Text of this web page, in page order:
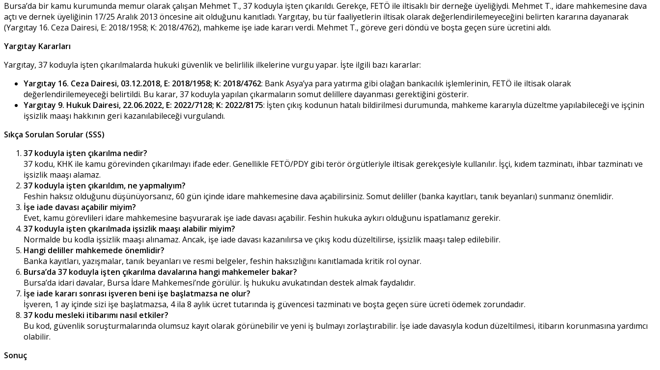
Bursa’da bir kamu kurumunda memur olarak çalışan Mehmet T., 37 koduyla işten çıkarıldı. Gerekçe, FETÖ ile iltisaklı bir derneğe üyeliğiydi. Mehmet T., idare mahkemesine dava
açtı ve dernek üyeliğinin 17/25 Aralık 2013 öncesine ait olduğunu kanıtladı. Yargıtay, bu tür faaliyetlerin iltisak olarak değerlendirilemeyeceğini belirten kararına dayanarak
(Yargıtay 16. Ceza Dairesi, E: 2018/1958; K: 2018/4762), mahkeme işe iade kararı verdi. Mehmet T., göreve geri döndü ve boşta geçen süre ücretini aldı.
Yargıtay Kararları
Yargıtay, 37 koduyla işten çıkarılmalarda hukuki güvenlik ve belirlilik ilkelerine vurgu yapar. İşte ilgili bazı kararlar:
Yargıtay 16. Ceza Dairesi, 03.12.2018, E: 2018/1958; K: 2018/4762: Bank Asya’ya para yatırma gibi olağan bankacılık işlemlerinin, FETÖ ile iltisak olarak
değerlendirilemeyeceği belirtildi. Bu karar, 37 koduyla yapılan çıkarmaların somut delillere dayanması gerektiğini gösterir.
Yargıtay 9. Hukuk Dairesi, 22.06.2022, E: 2022/7128; K: 2022/8175: İşten çıkış kodunun hatalı bildirilmesi durumunda, mahkeme kararıyla düzeltme yapılabileceği ve işçinin
işsizlik maaşı hakkının geri kazanılabileceği vurgulandı.
Sıkça Sorulan Sorular (SSS)
37 koduyla işten çıkarılma nedir?
37 kodu, KHK ile kamu görevinden çıkarılmayı ifade eder. Genellikle FETÖ/PDY gibi terör örgütleriyle iltisak gerekçesiyle kullanılır. İşçi, kıdem tazminatı, ihbar tazminatı ve
işsizlik maaşı alamaz.
37 koduyla işten çıkarıldım, ne yapmalıyım?
Feshin haksız olduğunu düşünüyorsanız, 60 gün içinde idare mahkemesine dava açabilirsiniz. Somut deliller (banka kayıtları, tanık beyanları) sunmanız önemlidir.
İşe iade davası açabilir miyim?
Evet, kamu görevlileri idare mahkemesine başvurarak işe iade davası açabilir. Feshin hukuka aykırı olduğunu ispatlamanız gerekir.
37 koduyla işten çıkarılmada işsizlik maaşı alabilir miyim?
Normalde bu kodla işsizlik maaşı alınamaz. Ancak, işe iade davası kazanılırsa ve çıkış kodu düzeltilirse, işsizlik maaşı talep edilebilir.
Hangi deliller mahkemede önemlidir?
Banka kayıtları, yazışmalar, tanık beyanları ve resmi belgeler, feshin haksızlığını kanıtlamada kritik rol oynar.
Bursa’da 37 koduyla işten çıkarılma davalarına hangi mahkemeler bakar?
Bursa’da idari davalar, Bursa İdare Mahkemesi’nde görülür. İş hukuku avukatından destek almak faydalıdır.
İşe iade kararı sonrası işveren beni işe başlatmazsa ne olur?
İşveren, 1 ay içinde sizi işe başlatmazsa, 4 ila 8 aylık ücret tutarında iş güvencesi tazminatı ve boşta geçen süre ücreti ödemek zorundadır.
37 kodu mesleki itibarımı nasıl etkiler?
Bu kod, güvenlik soruşturmalarında olumsuz kayıt olarak görünebilir ve yeni iş bulmayı zorlaştırabilir. İşe iade davasıyla kodun düzeltilmesi, itibarın korunmasına yardımcı
olabilir.
Sonuç